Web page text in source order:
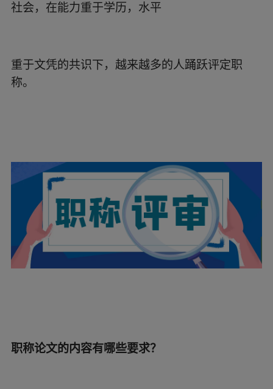
社会，在能力重于学历，水平
重于文凭的共识下，越来越多的人踊跃评定职
称。
职称论文的内容有哪些要求？